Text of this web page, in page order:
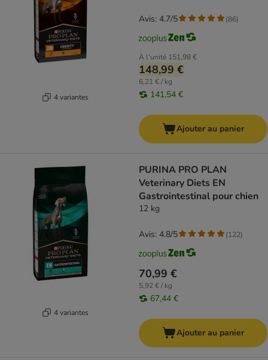
4 variantes
À l'unité 151,98 €
148,99 €
6,21 € / kg
141,54 €
Avis: 4.7/5 (86)
Ajouter au panier
4 variantes
PURINA PRO PLAN
Veterinary Diets EN
Gastrointestinal pour chien
12 kg
70,99 €
5,92 € / kg
67,44 €
Avis: 4.8/5 (122)
Ajouter au panier